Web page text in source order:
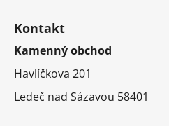
Kontakt
Kamenný obchod
Havlíčkova 201
Ledeč nad Sázavou 58401